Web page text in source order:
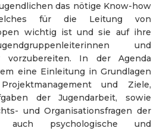
das nötige Know-how
für die Leitung von
wichtig ist und sie auf ihre
und
vorzubereiten. In der Agenda
eine Einleitung in Grundlagen
und Ziele,
der Jugendarbeit, sowie
und Organisationsfragen der
auch psychologische und